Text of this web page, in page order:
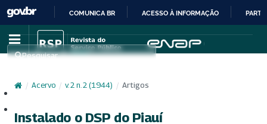
IR
PARA
CONTEÚDO
COMUNICA BR ACESSO À INFORMAÇÃO
Pesquisar
/ Acervo / v. 2 n. 2 (1944) / Artigos
Instalado o DSP do Piauí